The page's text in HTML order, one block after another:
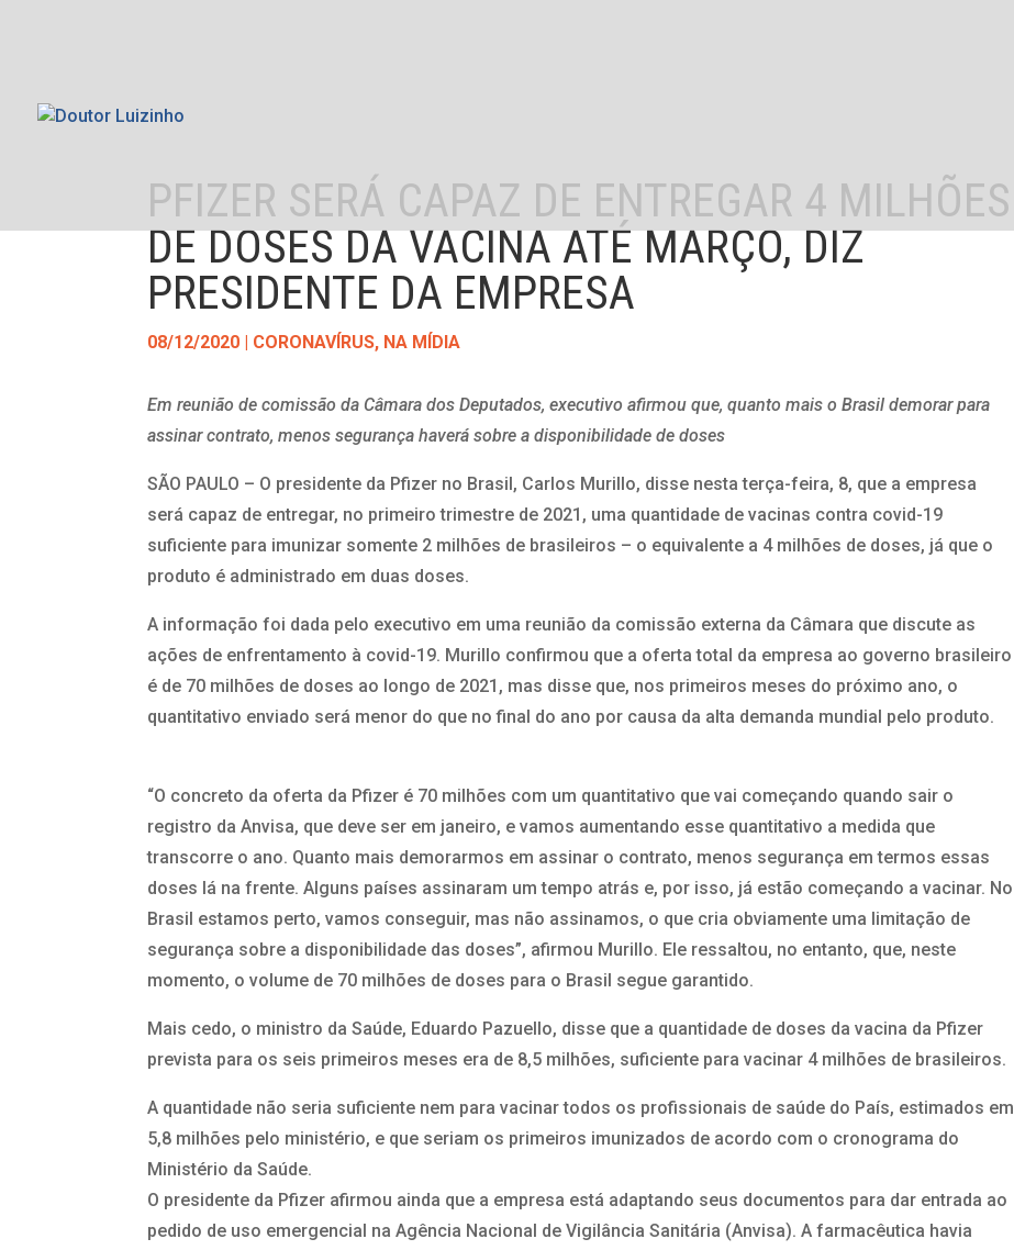
PFIZER SERÁ CAPAZ DE ENTREGAR 4 MILHÕES
DE DOSES DA VACINA ATÉ MARÇO, DIZ
PRESIDENTE DA EMPRESA
08/12/2020 | CORONAVÍRUS, NA MÍDIA
Em reunião de comissão da Câmara dos Deputados, executivo afirmou que, quanto mais o Brasil demorar para
assinar contrato, menos segurança haverá sobre a disponibilidade de doses
SÃO PAULO – O presidente da Pfizer no Brasil, Carlos Murillo, disse nesta terça-feira, 8, que a empresa
será capaz de entregar, no primeiro trimestre de 2021, uma quantidade de vacinas contra covid-19
suficiente para imunizar somente 2 milhões de brasileiros – o equivalente a 4 milhões de doses, já que o
produto é administrado em duas doses.
A informação foi dada pelo executivo em uma reunião da comissão externa da Câmara que discute as
ações de enfrentamento à covid-19. Murillo confirmou que a oferta total da empresa ao governo brasileiro
é de 70 milhões de doses ao longo de 2021, mas disse que, nos primeiros meses do próximo ano, o
quantitativo enviado será menor do que no final do ano por causa da alta demanda mundial pelo produto.
“O concreto da oferta da Pfizer é 70 milhões com um quantitativo que vai começando quando sair o
registro da Anvisa, que deve ser em janeiro, e vamos aumentando esse quantitativo a medida que
transcorre o ano. Quanto mais demorarmos em assinar o contrato, menos segurança em termos essas
doses lá na frente. Alguns países assinaram um tempo atrás e, por isso, já estão começando a vacinar. No
Brasil estamos perto, vamos conseguir, mas não assinamos, o que cria obviamente uma limitação de
segurança sobre a disponibilidade das doses”, afirmou Murillo. Ele ressaltou, no entanto, que, neste
momento, o volume de 70 milhões de doses para o Brasil segue garantido.
Mais cedo, o ministro da Saúde, Eduardo Pazuello, disse que a quantidade de doses da vacina da Pfizer
prevista para os seis primeiros meses era de 8,5 milhões, suficiente para vacinar 4 milhões de brasileiros.
A quantidade não seria suficiente nem para vacinar todos os profissionais de saúde do País, estimados em
5,8 milhões pelo ministério, e que seriam os primeiros imunizados de acordo com o cronograma do
Ministério da Saúde.
O presidente da Pfizer afirmou ainda que a empresa está adaptando seus documentos para dar entrada ao
pedido de uso emergencial na Agência Nacional de Vigilância Sanitária (Anvisa). A farmacêutica havia